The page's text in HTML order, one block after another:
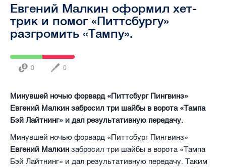
Евгений Малкин оформил хет-
трик и помог «Питтсбургу»
разгромить «Тампу».
0 0
Минувшей ночью форвард «Питтсбург Пингвинз»
Евгений Малкин забросил три шайбы в ворота «Тампа
Бэй Лайтнинг» и дал результативную передачу.
Минувшей ночью форвард «Питтсбург Пингвинз»
Евгений Малкин забросил три шайбы в ворота «Тампа
Бэй Лайтнинг» и дал результативную передачу. Таким